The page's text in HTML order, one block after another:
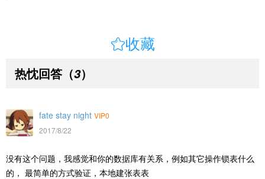
收藏
热忱回答 （3）
fate stay night VIP0
2017/8/22
没有这个问题，我感觉和你的数据库有关系，例如其它操作锁表什么
的， 最简单的方式验证，本地建张表表